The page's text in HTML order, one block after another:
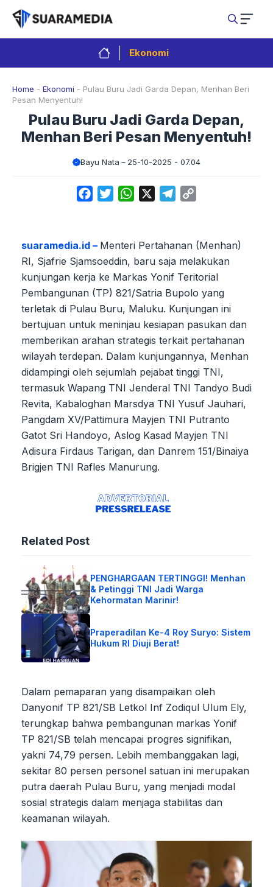
Langsung
isi
Ekonomi
Home - Ekonomi - Pulau Buru Jadi Garda Depan, Menhan Beri
Pesan Menyentuh!
Pulau Buru Jadi Garda Depan,
Menhan Beri Pesan Menyentuh!
Bayu Nata 25-10-2025 - 07.04
FacebookTwitterWhatsApp Telegram
suaramedia.id – Menteri Pertahanan (Menhan)
RI, Sjafrie Sjamsoeddin, baru saja melakukan
kunjungan kerja ke Markas Yonif Teritorial
Pembangunan (TP) 821/Satria Bupolo yang
terletak di Pulau Buru, Maluku. Kunjungan ini
bertujuan untuk meninjau kesiapan pasukan dan
memberikan arahan strategis terkait pertahanan
wilayah terdepan. Dalam kunjungannya, Menhan
didampingi oleh sejumlah pejabat tinggi TNI,
termasuk Wapang TNI Jenderal TNI Tandyo Budi
Revita, Kabaloghan Marsdya TNI Yusuf Jauhari,
Pangdam XV/Pattimura Mayjen TNI Putranto
Gatot Sri Handoyo, Aslog Kasad Mayjen TNI
Adisura Firdaus Tarigan, dan Danrem 151/Binaiya
Brigjen TNI Rafles Manurung.
Related Post
PENGHARGAAN TERTINGGI! Menhan
& Petinggi TNI Jadi Warga
Kehormatan Marinir!
Praperadilan Ke-4 Roy Suryo: Sistem
Hukum RI Diuji Berat!
Dalam pemaparan yang disampaikan oleh
Danyonif TP 821/SB Letkol Inf Zodiqul Ulum Ely,
terungkap bahwa pembangunan markas Yonif
TP 821/SB telah mencapai progres signifikan,
yakni 74,79 persen. Lebih membanggakan lagi,
sekitar 80 persen personel satuan ini merupakan
putra daerah Pulau Buru, yang menjadi modal
sosial strategis dalam menjaga stabilitas dan
keamanan wilayah.